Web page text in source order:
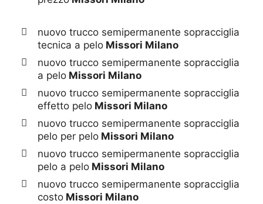
nuovo trucco semipermanente sopracciglia
tecnica a pelo Missori Milano
nuovo trucco semipermanente sopracciglia
a pelo Missori Milano
nuovo trucco semipermanente sopracciglia
effetto pelo Missori Milano
nuovo trucco semipermanente sopracciglia
pelo per pelo Missori Milano
nuovo trucco semipermanente sopracciglia
pelo a pelo Missori Milano
nuovo trucco semipermanente sopracciglia
costo Missori Milano